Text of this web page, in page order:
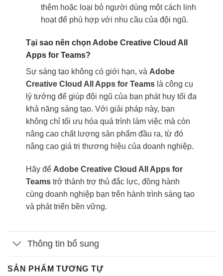
thêm hoặc loại bỏ người dùng một cách linh
hoạt để phù hợp với nhu cầu của đội ngũ.
Tại sao nên chọn Adobe Creative Cloud All
Apps for Teams?
Sự sáng tạo không có giới hạn, và Adobe
Creative Cloud All Apps for Teamslà công cụ
lý tưởng để giúp đội ngũ của bạn phát huy tối đa
khả năng sáng tạo. Với giải pháp này, bạn
không chỉ tối ưu hóa quá trình làm việc mà còn
nâng cao chất lượng sản phẩm đầu ra, từ đó
nâng cao giá trị thương hiệu của doanh nghiệp.
Hãy để Adobe Creative Cloud All Apps for
Teamstrở thành trợ thủ đắc lực, đồng hành
cùng doanh nghiệp bạn trên hành trình sáng tạo
và phát triển bền vững.
Thông tin bổ sung
SẢN PHẨM TƯƠNG TỰ